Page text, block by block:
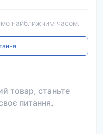
найближчим часом.
товар, станьте
питання.